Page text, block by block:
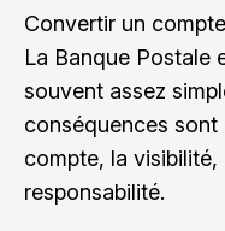
Convertir un
La Banque Postale
souvent assez
conséquences sont
compte, la
responsabilité.